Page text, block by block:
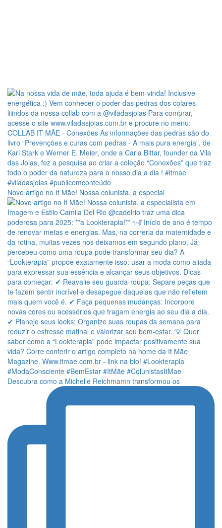
Novo artigo no It Mãe! Nossa colunista, a especial
Descubra como a Michelle Reichmamn transformou os